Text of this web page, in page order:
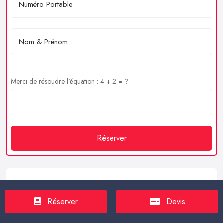
Merci de résoudre l'équation : 4 + 2 = ?
Réserver
Service client
https://proxilive.fr
Réserver Devis